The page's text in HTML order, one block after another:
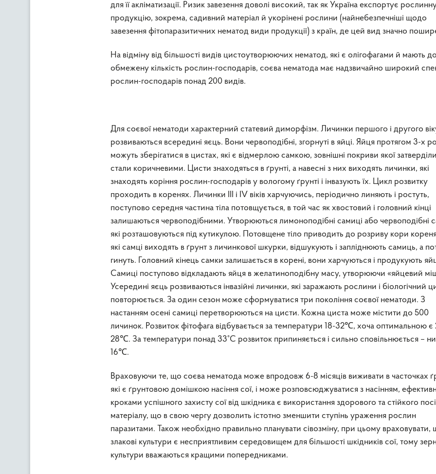
для її акліматизації. Ризик завезення доволі високий, так як Україна експортує
продукцію, зокрема, садивний матеріал й укорінені рослини (найнебезпечніші щодо
завезення фітопаразитичних нематод види продукції) з країн, де цей вид значно
На відміну від більшості видів цистоутворюючих нематод, які є олігофагами й мають
обмежену кількість рослин-господарів, соєва нематода має надзвичайно широкий
рослин-господарів понад 200 видів.
Для соєвої нематоди характерний статевий диморфізм. Личинки першого і другого
розвиваються всередині яєць. Вони червоподібні, згорнуті в яйці. Яйця протягом 3-х
можуть зберігатися в цистах, які є відмерлою самкою, зовнішні покриви якої затверділи
стали коричневими. Цисти знаходяться в ґрунті, а навесні з них виходять личинки, які
знаходять коріння рослин-господарів у вологому ґрунті і інвазують їх. Цикл розвитку
проходить в коренях. Личинки III і IV віків харчуючись, періодично линяють і ростуть,
поступово середня частина тіла потовщується, в той час як хвостовий і головний кінці
залишаються червоподібними. Утворюються лимоноподібні самиці або червоподібні
які розташовуються під кутикулою. Потовщене тіло приводить до розриву кори
які самці виходять в ґрунт з личинкової шкурки, відшукують і запліднюють самиць, а
гинуть. Головний кінець самки залишається в корені, вони харчуються і продукують
Самиці поступово відкладають яйця в желатиноподібну масу, утворюючи «яйцевий
Усередині яєць розвиваються інвазійні личинки, які заражають рослини і біологічний
повторюється. За один сезон може сформуватися три покоління соєвої нематоди. З
настанням осені самиці перетворюються на цисти. Кожна циста може містити до 500
личинок. Розвиток фітофага відбувається за температури 18-32℃, хоча оптимальною є
28℃. За температури понад 33°С розвиток припиняється і сильно сповільнюється –
16℃.
Враховуючи те, що соєва нематода може впродовж 6-8 місяців виживати в часточках
які є ґрунтовою домішкою насіння сої, і може розповсюджуватися з насінням,
кроками успішного захисту сої від шкідника є використання здорового та стійкого
матеріалу, що в свою чергу дозволить істотно зменшити ступінь ураження рослин
паразитами. Також необхідно правильно планувати сівозміну, при цьому враховувати,
злакові культури є несприятливим середовищем для більшості шкідників сої, тому
культури вважаються кращими попередниками.